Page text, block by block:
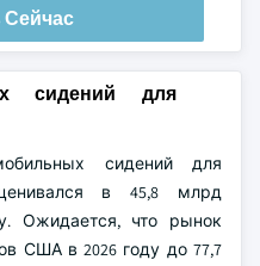
Сейчас
сидений для
сидений для
в 45,8 млрд
Ожидается, что рынок
США в 2026 году до 77,7